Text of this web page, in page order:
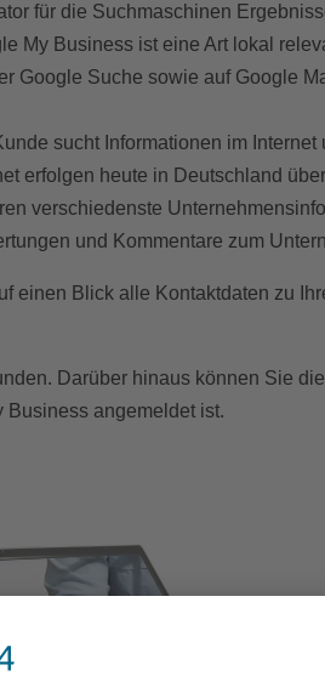
für die Suchmaschinen
My Business ist eine Art lokal
Google Suche sowie auf Google
sucht Informationen im
erfolgen heute in Deutschland
verschiedenste
und Kommentare zum
einen Blick alle Kontaktdaten zu
Darüber hinaus können Sie
Business angemeldet ist.